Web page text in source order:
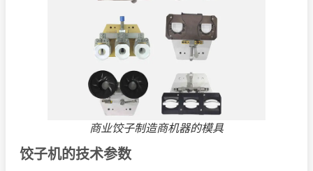
商业饺子制造商机器的模具
饺子机的技术参数